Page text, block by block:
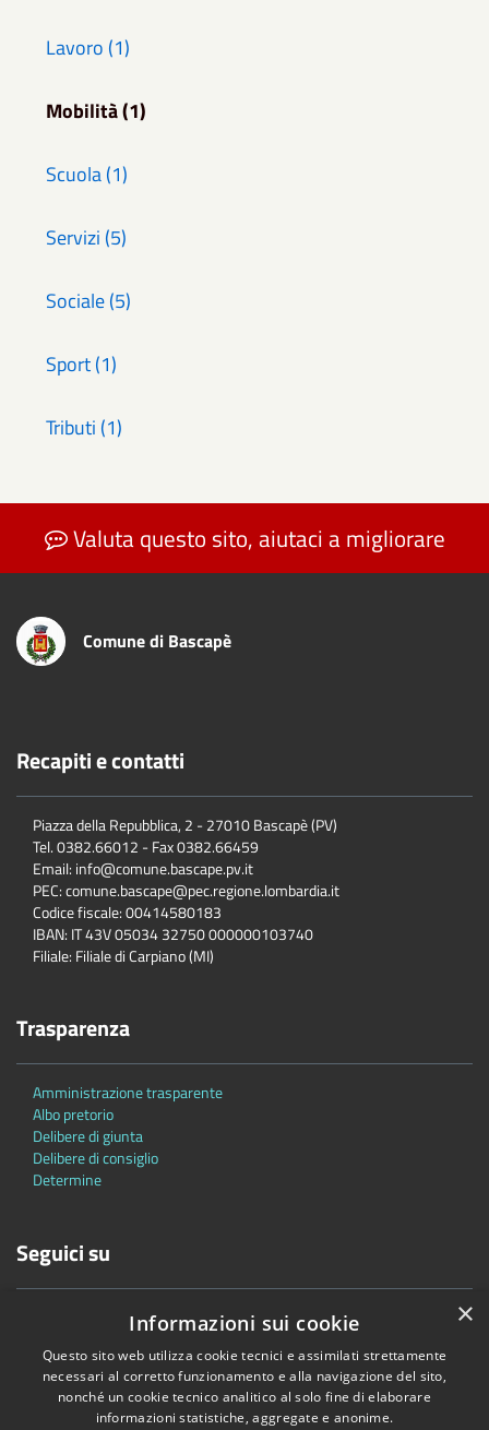
Lavoro (1)
Mobilità (1)
Scuola (1)
Servizi (5)
Sociale (5)
Sport (1)
Tributi (1)
Valuta questo sito, aiutaci a migliorare
Comune di Bascapè
Recapiti e contatti
Piazza della Repubblica, 2 - 27010 Bascapè (PV)
Tel. 0382.66012 - Fax 0382.66459
Email: info@comune.bascape.pv.it
PEC: comune.bascape@pec.regione.lombardia.it
Codice fiscale: 00414580183
IBAN: IT 43V 05034 32750 000000103740
Filiale: Filiale di Carpiano (MI)
Trasparenza
Amministrazione trasparente
Albo pretorio
Delibere di giunta
Delibere di consiglio
Determine
Seguici su
Accessibilità Privacy Cookie Mappa del sito
×
Informazioni sui cookie
Questo sito web utilizza cookie tecnici e assimilati strettamente
necessari al corretto funzionamento e alla navigazione del sito,
nonché un cookie tecnico analitico al solo fine di elaborare
informazioni statistiche, aggregate e anonime.